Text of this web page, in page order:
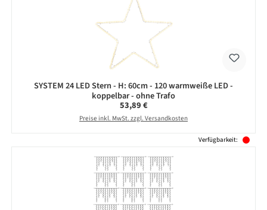
SYSTEM 24 LED Stern - H: 60cm - 120 warmweiße LED -
koppelbar - ohne Trafo
Regulärer Preis:
53,89 €
Preise inkl. MwSt. zzgl. Versandkosten
Verfügbarkeit: